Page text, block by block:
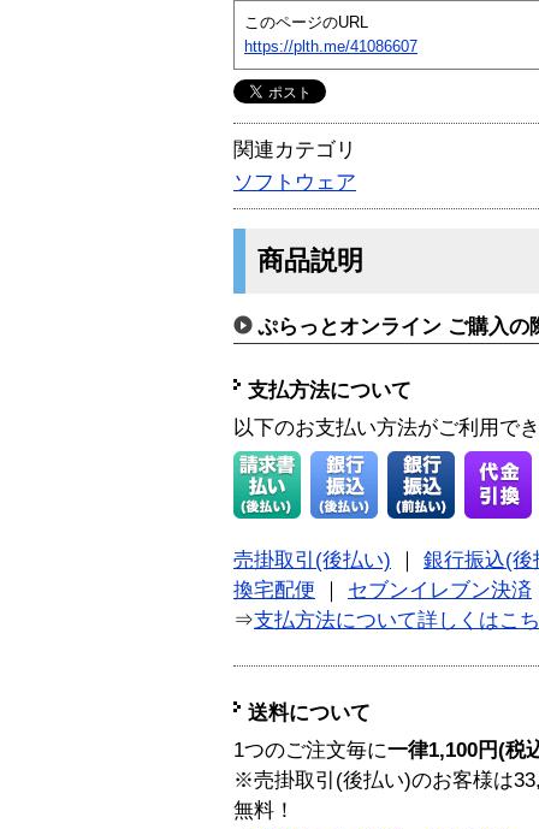
このページのURL
https://plth.me/41086607
関連カテゴリ
ソフトウェア
商品説明
ぷらっとオンライン ご購入の
支払方法について
以下のお支払い方法がご利用で
売掛取引(後払い)
銀行振込(後
換宅配便
セブンイレブン決済
⇒支払方法について詳しくはこ
送料について
1つのご注文毎に一律1,100円(税
※売掛取引(後払い)のお客様は
無料！